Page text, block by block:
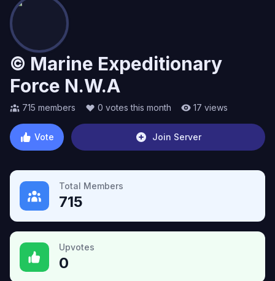
© Marine Expeditionary
Force N.W.A
715 members 0 votes this month 17 views
Vote Join Server
Total Members
715
Upvotes
0